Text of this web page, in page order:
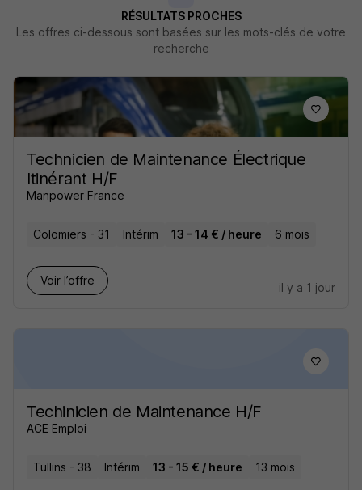
RÉSULTATS PROCHES
Les offres ci-dessous sont basées sur les mots-clés de votre
recherche
Technicien de Maintenance Électrique
Itinérant H/F
Manpower France
Colomiers - 31 Intérim 13 - 14 € / heure 6 mois
Voir l’offre
il y a 1 jour
Techinicien de Maintenance H/F
ACE Emploi
Tullins - 38 Intérim 13 - 15 € / heure 13 mois